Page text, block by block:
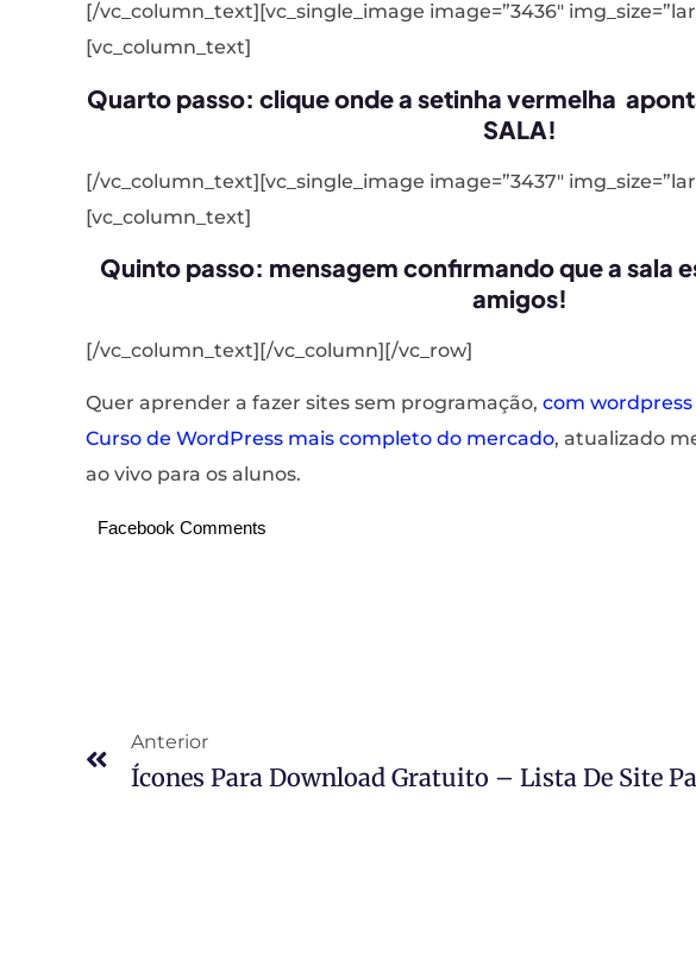
[/vc_column_text][vc_single_image image=”3436″
[vc_column_text]
Quarto passo: clique onde a setinha vermelha
SALA!
[/vc_column_text][vc_single_image image=”3437″
[vc_column_text]
Quinto passo: mensagem confirmando que a sala
amigos!
[/vc_column_text][/vc_column][/vc_row]
Quer aprender a fazer sites sem programação, com
Curso de WordPress mais completo do mercado, atualizado
ao vivo para os alunos.
Facebook Comments
Anterior